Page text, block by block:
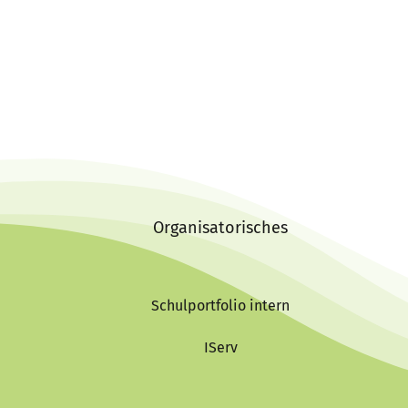
Organisatorisches
Schulportfolio intern
IServ